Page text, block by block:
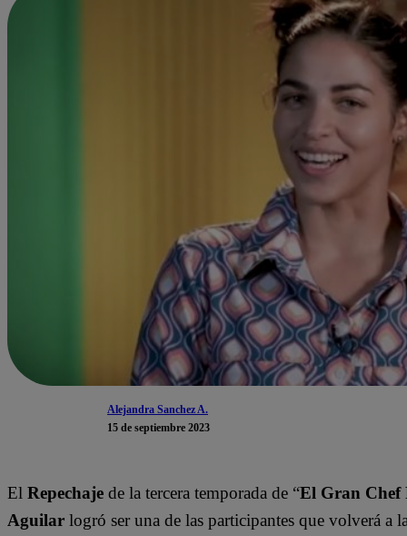
Alejandra Sanchez A.
15 de septiembre 2023
El Repechaje de la tercera temporada de “El Gran Chef
Aguilar logró ser una de las participantes que volverá a